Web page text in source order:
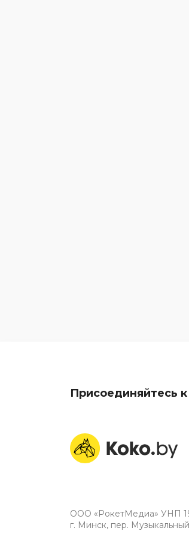
Присоединяйтесь
ООО «РокетМедиа» УНП
г. Минск, пер.